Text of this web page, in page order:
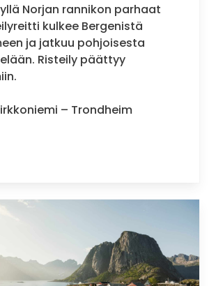
Norjan rannikon parhaat
kulkee Bergenistä
ja jatkuu pohjoisesta
Risteily päättyy
– Trondheim